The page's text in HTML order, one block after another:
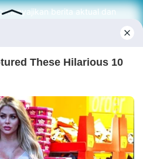
menyajikan berita aktual dan
dari sumber yang tepat.
Kabarbaru